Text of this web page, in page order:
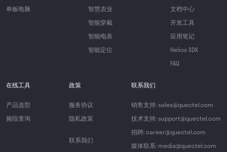
单板电脑
智慧农业
智能穿戴
智能电表
智能定位
文档中心
开发工具
应用笔记
Helios SDK
FAQ
在线工具
产品选型
频段查询
政策
服务协议
隐私政策
联系我们
联系我们
销售支持: sales@quectel.com
技术支持: support@quectel.com
招聘: career@quectel.com
媒体联系: media@quectel.com